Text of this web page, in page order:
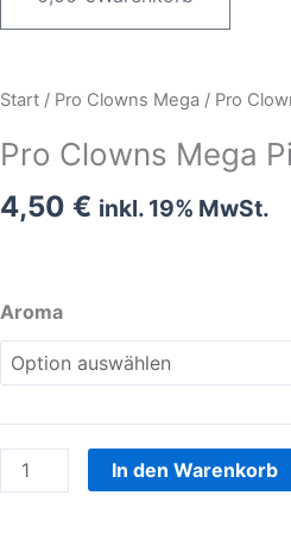
Start / Pro Clowns Mega / Pro
Pro Clowns Mega
4,50 € inkl. 19% MwSt.
Aroma
Pro
Mega
Pink/LiIa
UV
In den Warenkorb